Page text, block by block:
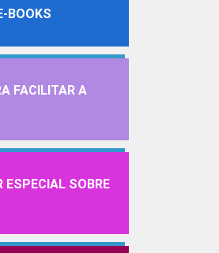
BOOKS
FACILITAR A
ESPECIAL SOBRE